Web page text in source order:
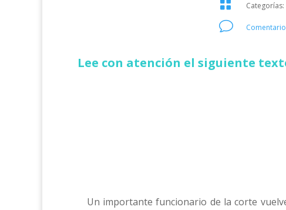
 Categorías:
v
Lee con atención el siguiente
Un importante funcionario de la corte